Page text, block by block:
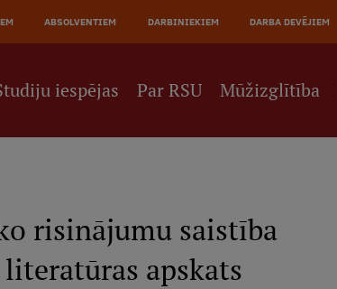
ABSOLVENTIEM DARBINIEKIEM DARBA DEVĒJIEM
iespējas Par RSU Mūžizglītība
risinājumu saistība
apskats